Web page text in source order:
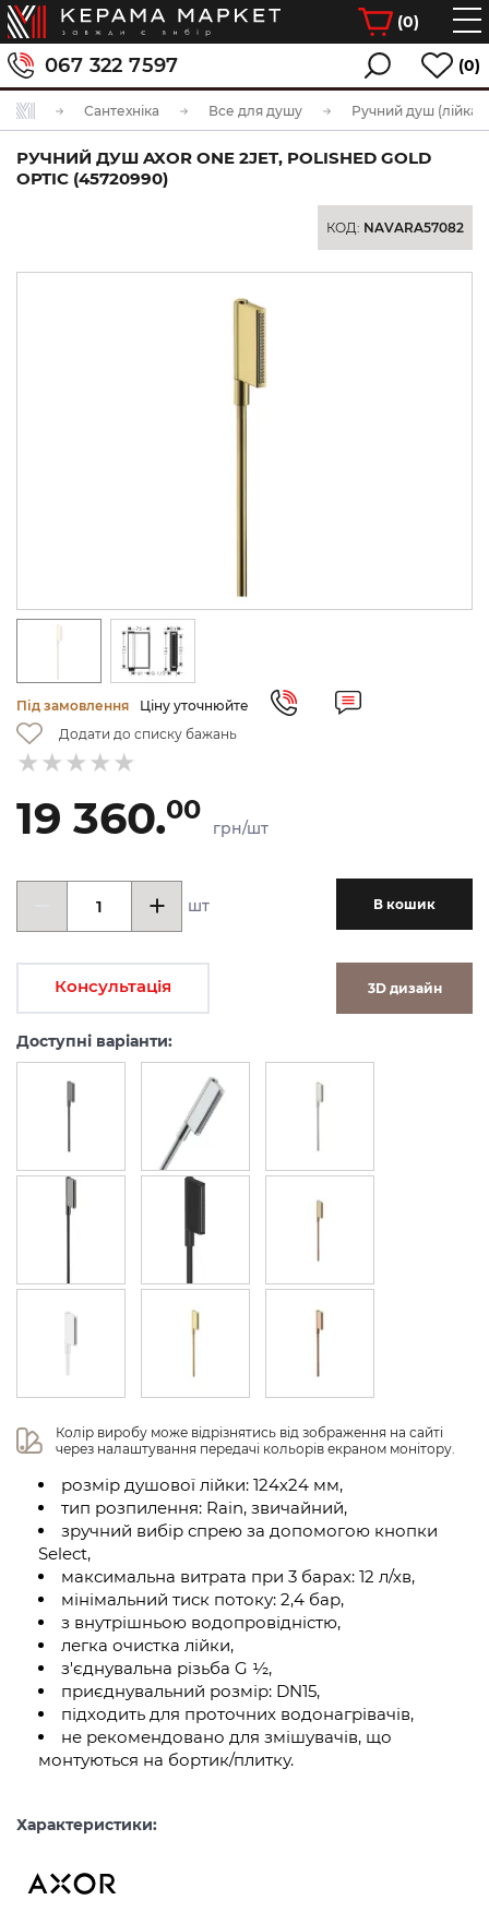
(0)
067 322 7597 (0)
Сантехніка Все для душу Ручний душ (лійка)
РУЧНИЙ ДУШ AXOR ONE 2JET, POLISHED GOLD
OPTIC (45720990)
КОД: NAVARA57082
Під замовлення
Ціну уточнюйте
Додати до списку бажань
19 360.00
грн/шт
шт В кошик
Консультація 3D дизайн
Доступні варіанти:
Колір виробу може відрізнятись від зображення на сайті
через налаштування передачі кольорів екраном монітору.
розмір душової лійки: 124х24 мм,
тип розпилення: Rain, звичайний,
зручний вибір спрею за допомогою кнопки
Select,
максимальна витрата при 3 барах: 12 л/хв,
мінімальний тиск потоку: 2,4 бар,
з внутрішньою водопровідністю,
легка очистка лійки,
з'єднувальна різьба G ½,
приєднувальний розмір: DN15,
підходить для проточних водонагрівачів,
не рекомендовано для змішувачів, що
монтуються на бортик/плитку.
Характеристики: